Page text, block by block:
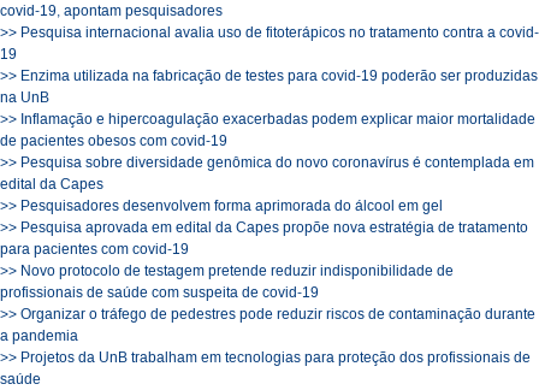
covid-19, apontam pesquisadores
>> Pesquisa internacional avalia uso de fitoterápicos no tratamento contra a covid-
19
>> Enzima utilizada na fabricação de testes para covid-19 poderão ser produzidas
na UnB
>> Inflamação e hipercoagulação exacerbadas podem explicar maior mortalidade
de pacientes obesos com covid-19
>> Pesquisa sobre diversidade genômica do novo coronavírus é contemplada em
edital da Capes
>> Pesquisadores desenvolvem forma aprimorada do álcool em gel
>> Pesquisa aprovada em edital da Capes propõe nova estratégia de tratamento
para pacientes com covid-19
>> Novo protocolo de testagem pretende reduzir indisponibilidade de
profissionais de saúde com suspeita de covid-19
>> Organizar o tráfego de pedestres pode reduzir riscos de contaminação durante
a pandemia
>> Projetos da UnB trabalham em tecnologias para proteção dos profissionais de
saúde